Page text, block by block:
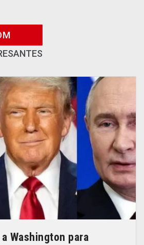
Washington para